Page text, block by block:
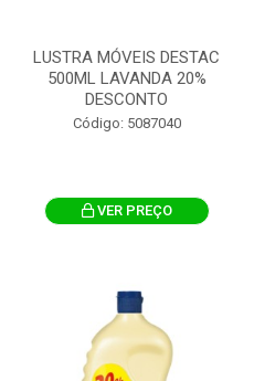
LUSTRA MÓVEIS DESTAC
500ML LAVANDA 20%
DESCONTO
Código: 5087040
VER PREÇO